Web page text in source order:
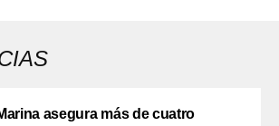
asegura más de cuatro